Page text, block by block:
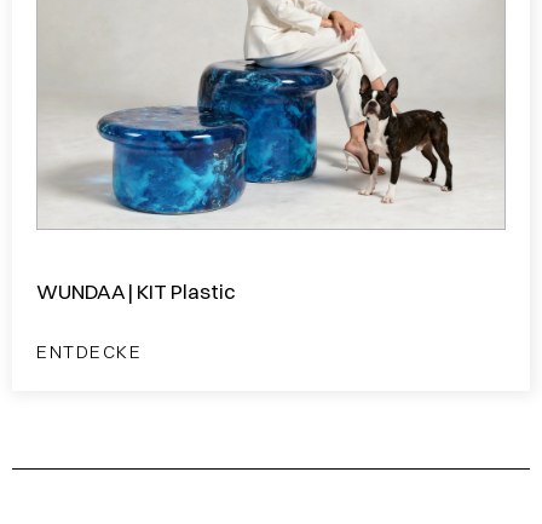
WUNDAA | KIT Plastic
ENTDECKE